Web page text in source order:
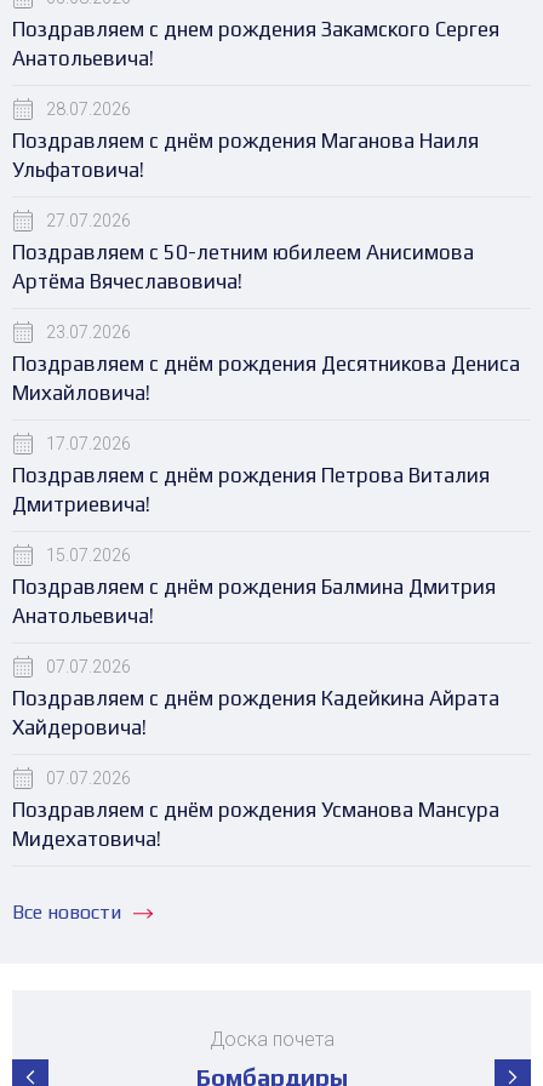
Поздравляем с днем рождения Закамского Сергея
Анатольевича!
28.07.2026
Поздравляем с днём рождения Маганова Наиля
Ульфатовича!
27.07.2026
Поздравляем с 50-летним юбилеем Анисимова
Артёма Вячеславовича!
23.07.2026
Поздравляем с днём рождения Десятникова Дениса
Михайловича!
17.07.2026
Поздравляем с днём рождения Петрова Виталия
Дмитриевича!
15.07.2026
Поздравляем с днём рождения Балмина Дмитрия
Анатольевича!
07.07.2026
Поздравляем с днём рождения Кадейкина Айрата
Хайдеровича!
07.07.2026
Поздравляем с днём рождения Усманова Мансура
Мидехатовича!
Все новости
Доска почета
Бомбардиры